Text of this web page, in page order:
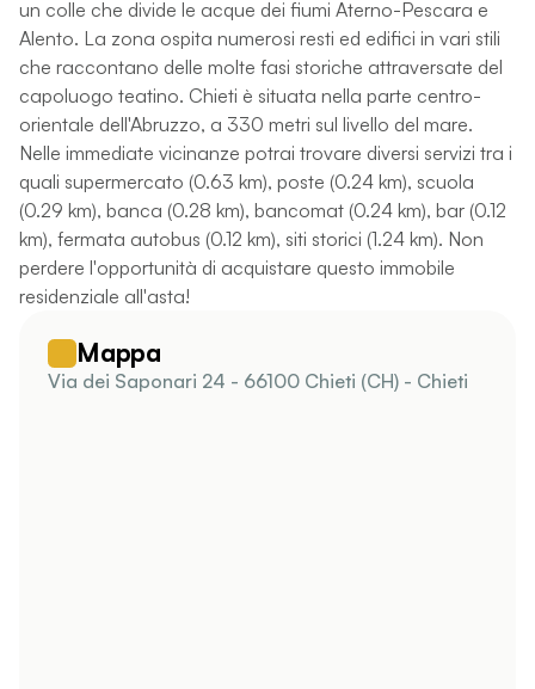
un colle che divide le acque dei fiumi Aterno-Pescara e
Alento. La zona ospita numerosi resti ed edifici in vari stili
che raccontano delle molte fasi storiche attraversate del
capoluogo teatino. Chieti è situata nella parte centro-
orientale dell'Abruzzo, a 330 metri sul livello del mare.
Nelle immediate vicinanze potrai trovare diversi servizi tra i
quali supermercato (0.63 km), poste (0.24 km), scuola
(0.29 km), banca (0.28 km), bancomat (0.24 km), bar (0.12
km), fermata autobus (0.12 km), siti storici (1.24 km). Non
perdere l'opportunità di acquistare questo immobile
residenziale all'asta!
Mappa
Via dei Saponari 24 - 66100 Chieti (CH) - Chieti